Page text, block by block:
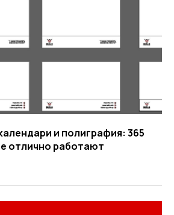
и полиграфия: 365
отлично работают